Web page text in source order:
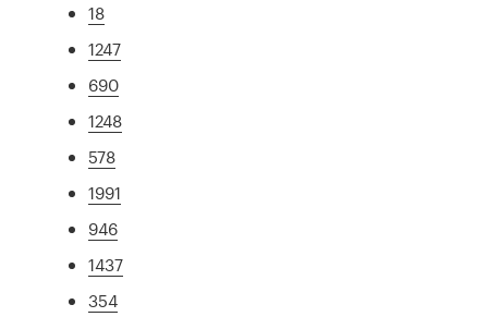
18
1247
690
1248
578
1991
946
1437
354